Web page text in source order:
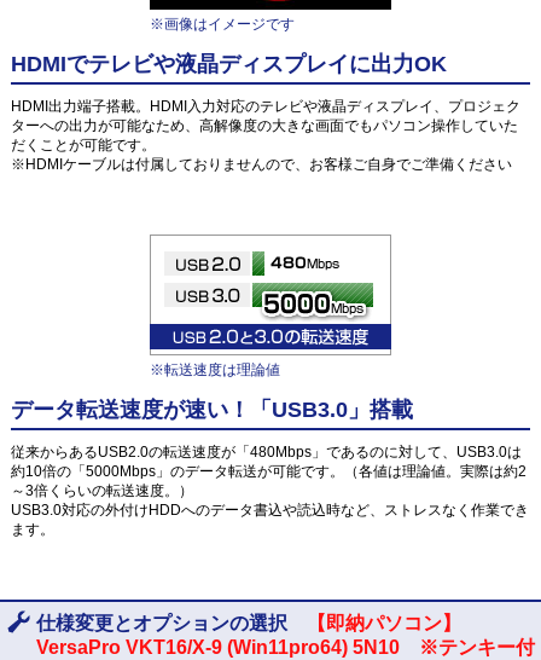
※画像はイメージです
HDMIでテレビや液晶ディスプレイに出力OK
HDMI出力端子搭載。HDMI入力対応のテレビや液晶ディスプレイ、プロジェク
ターへの出力が可能なため、高解像度の大きな画面でもパソコン操作していた
だくことが可能です。
※HDMIケーブルは付属しておりませんので、お客様ご自身でご準備ください
※転送速度は理論値
データ転送速度が速い！「USB3.0」搭載
従来からあるUSB2.0の転送速度が「480Mbps」であるのに対して、USB3.0は
約10倍の「5000Mbps」のデータ転送が可能です。（各値は理論値。実際は約2
～3倍くらいの転送速度。）
USB3.0対応の外付けHDDへのデータ書込や読込時など、ストレスなく作業でき
ます。
仕様変更とオプションの選択
【即納パソコン】
VersaPro VKT16/X-9 (Win11pro64) 5N10 ※テンキー付